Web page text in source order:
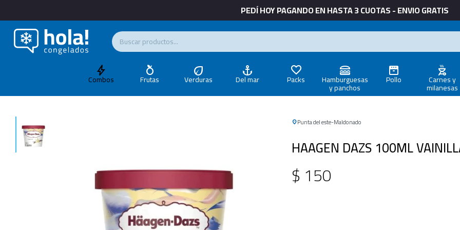
PEDÍ HOY PAGANDO EN HASTA 3 CUOTAS - ENVIO GRATIS
Combos Frutas Verduras Del mar Packs Hamburguesas
y panchos
Pollo Carnes y
milanesas
Punta del este Maldonado
HAAGEN DAZS 100ML
$ 150